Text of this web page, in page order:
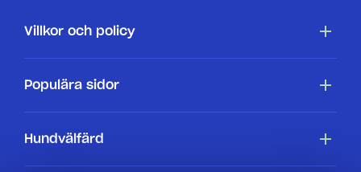
Villkor och policy
Tillgänglighetsredogörelse
Populära sidor
Hundar
Hundvälfärd